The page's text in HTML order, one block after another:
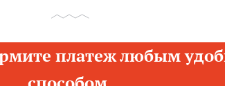
платеж любым